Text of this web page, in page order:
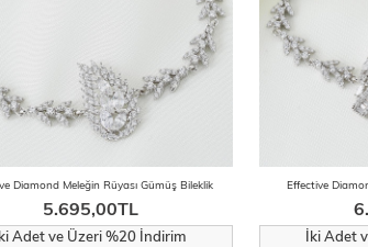
Diamond Meleğin Rüyası Gümüş Bileklik
5.695,00TL
Adet ve Üzeri %20 İndirim
Effective
İki Adet